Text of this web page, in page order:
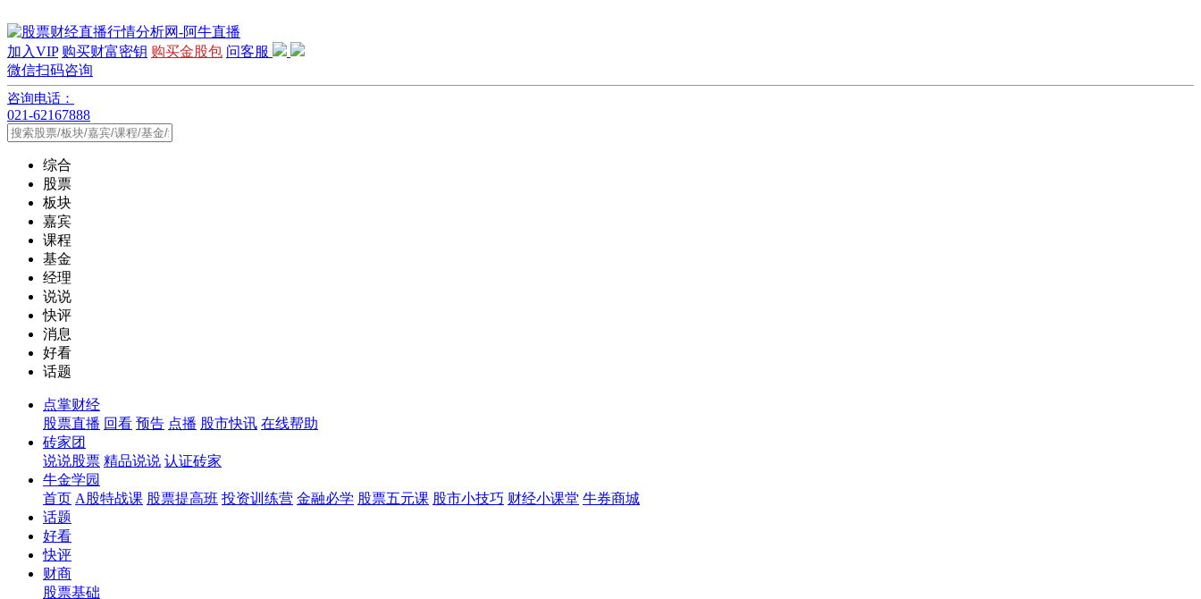
加入VIP 购买财富密钥 购买金股包 问客服
微信扫码咨询
咨询电话：
021-62167888
综合
股票
板块
嘉宾
课程
基金
经理
说说
快评
消息
好看
话题
点掌财经
股票直播 回看 预告 点播 股市快讯 在线帮助
砖家团
说说股票 精品说说 认证砖家
牛金学园
首页 A股特战课 股票提高班 投资训练营 金融必学 股票五元课 股市小技巧 财经小课堂 牛券商城
话题
好看
快评
财商
股票基础